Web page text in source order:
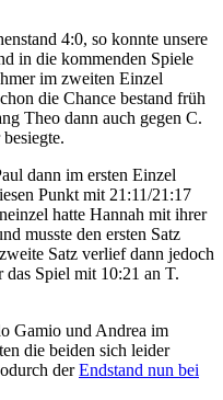
4:0, so konnte unsere
in die kommenden Spiele
im zweiten Einzel
die Chance bestand früh
Theo dann auch gegen C.
dann im ersten Einzel
Punkt mit 21:11/21:17
hatte Hannah mit ihrer
musste den ersten Satz
Satz verlief dann jedoch
Spiel mit 10:21 an T.
Gamio und Andrea im
die beiden sich leider
derEndstand nun bei